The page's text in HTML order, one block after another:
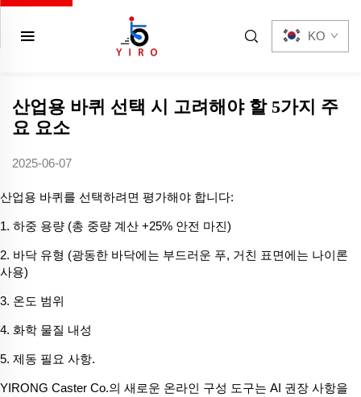
KO
산업용 바퀴 선택 시 고려해야 할 5가지 주
요 요소
2025-06-07
산업용 바퀴를 선택하려면 평가해야 합니다:
1. 하중 용량 (총 중량 계산 +25% 안전 마진)
2. 바닥 유형 (광동한 바닥에는 부드러운 푸, 거친 표면에는 나이론
사용)
3. 온도 범위
4. 화학 물질 내성
5. 제동 필요 사항.
YIRONG Caster Co.의 새로운 온라인 구성 도구는 AI 권장 사항을